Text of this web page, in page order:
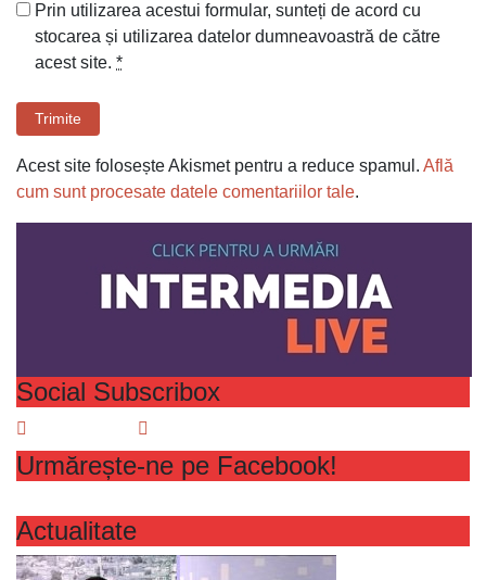
Prin utilizarea acestui formular, sunteți de acord cu
stocarea și utilizarea datelor dumneavoastră de către
acest site. *
Trimite
Acest site folosește Akismet pentru a reduce spamul. Află
cum sunt procesate datele comentariilor tale.
Social Subscribox
Urmărește-ne pe Facebook!
Actualitate